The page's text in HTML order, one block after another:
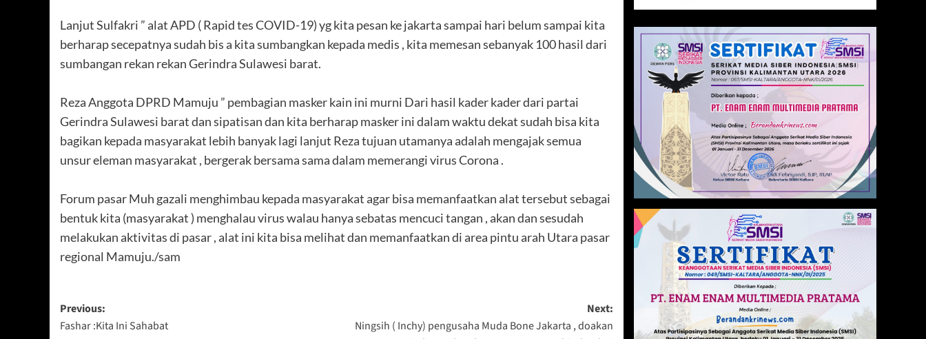
Lanjut Sulfakri ” alat APD ( Rapid tes COVID-19) yg kita pesan ke jakarta sampai hari belum sampai kita
berharap secepatnya sudah bis a kita sumbangkan kepada medis , kita memesan sebanyak 100 hasil dari
sumbangan rekan rekan Gerindra Sulawesi barat.
Reza Anggota DPRD Mamuju ” pembagian masker kain ini murni Dari hasil kader kader dari partai
Gerindra Sulawesi barat dan sipatisan dan kita berharap masker ini dalam waktu dekat sudah bisa kita
bagikan kepada masyarakat lebih banyak lagi lanjut Reza tujuan utamanya adalah mengajak semua
unsur eleman masyarakat , bergerak bersama sama dalam memerangi virus Corona .
Forum pasar Muh gazali menghimbau kepada masyarakat agar bisa memanfaatkan alat tersebut sebagai
bentuk kita (masyarakat ) menghalau virus walau hanya sebatas mencuci tangan , akan dan sesudah
melakukan aktivitas di pasar , alat ini kita bisa melihat dan memanfaatkan di area pintu arah Utara pasar
regional Mamuju./sam
Post
Previous:
Fashar :Kita Ini Sahabat
Next:
Ningsih ( Inchy) pengusaha Muda Bone Jakarta , doakan